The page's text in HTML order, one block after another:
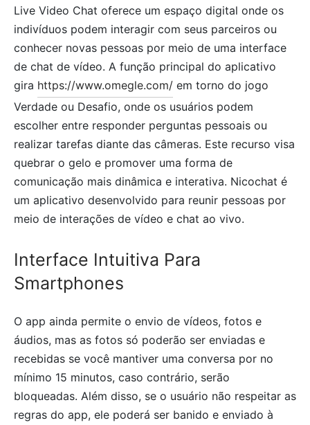
Live Video Chat oferece um espaço digital onde os
indivíduos podem interagir com seus parceiros ou
conhecer novas pessoas por meio de uma interface
de chat de vídeo. A função principal do aplicativo
gira https://www.omegle.com/ em torno do jogo
Verdade ou Desafio, onde os usuários podem
escolher entre responder perguntas pessoais ou
realizar tarefas diante das câmeras. Este recurso visa
quebrar o gelo e promover uma forma de
comunicação mais dinâmica e interativa. Nicochat é
um aplicativo desenvolvido para reunir pessoas por
meio de interações de vídeo e chat ao vivo.
Interface Intuitiva Para
Smartphones
O app ainda permite o envio de vídeos, fotos e
áudios, mas as fotos só poderão ser enviadas e
recebidas se você mantiver uma conversa por no
mínimo 15 minutos, caso contrário, serão
bloqueadas. Além disso, se o usuário não respeitar as
regras do app, ele poderá ser banido e enviado à